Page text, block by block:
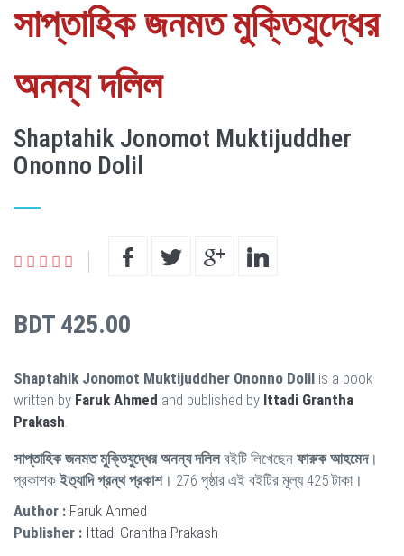
সাপ্তাহিক জনমত মুক্তিযুদ্ধের
অনন্য দলিল
Shaptahik Jonomot Muktijuddher
Ononno Dolil
BDT 425.00
Shaptahik Jonomot Muktijuddher Ononno Dolil is a book
written by Faruk Ahmed and published by Ittadi Grantha
Prakash
সাপ্তাহিক জনমত মুক্তিযুদ্ধের অনন্য দলিলবইটি লিখেছেন ফারুক আহমেদ।
প্রকাশকইত্যাদি গ্রন্থ প্রকাশ। 276 পৃষ্ঠার এই বইটির মূল্য 425 টাকা।
Author : Faruk Ahmed
Publisher : Ittadi Grantha Prakash